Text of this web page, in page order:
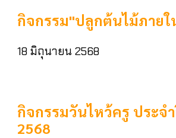
กิจกรรม"ปลูกต้นไม้ภายใ
18 มิถุนายน 2568
กิจกรรมวันไหว้ครู ประจ
2568